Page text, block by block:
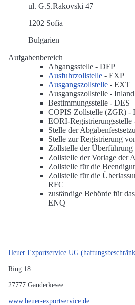
ul. G.S.Rakovski 47
1202 Sofia
Bulgarien
Aufgabenbereich
Abgangsstelle - DEP
Ausfuhrzollstelle - EXP
Ausgangszollstelle - EXT
Ausgangszollstelle -
Bestimmungsstelle - DES
COPIS Zollstelle (ZGR) -
EORI-Registrierungsstelle
Stelle der
Stelle zur Registrierung
Zollstelle der Überführung
Zollstelle der Vorlage der
Zollstelle für die
Zollstelle für die
RFC
zuständige Behörde für
ENQ
Heuer Exportservice UG
Ring 18
27777 Ganderkesee
www.heuer-exportservice.de